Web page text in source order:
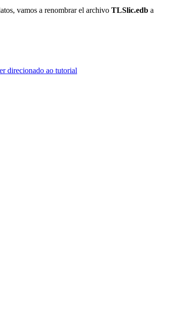
vamos a renombrar el archivo TLSlic.edb a
direcionado ao tutorial